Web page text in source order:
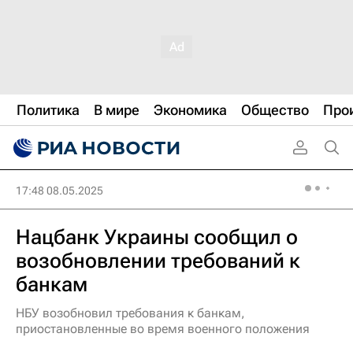
Политика В мире Экономика Общество
17:48 08.05.2025
Нацбанк Украины сообщил о
возобновлении требований к
банкам
НБУ возобновил требования к банкам,
приостановленные во время военного положения